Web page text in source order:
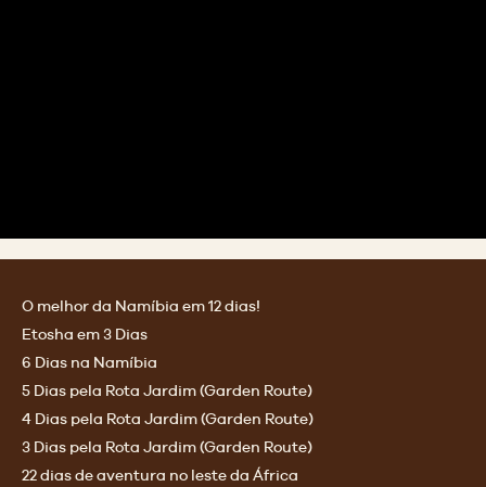
O melhor da Namíbia em 12 dias!
Etosha em 3 Dias
6 Dias na Namíbia
5 Dias pela Rota Jardim (Garden Route)
4 Dias pela Rota Jardim (Garden Route)
3 Dias pela Rota Jardim (Garden Route)
22 dias de aventura no leste da África